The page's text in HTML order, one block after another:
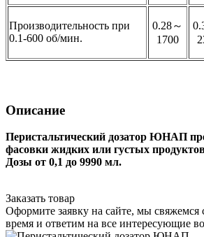
Производительность при
0.1-600 об/мин.
0.28～
1700
Описание
Перистальтический дозатор ЮНАП
фасовки жидких или густых
Дозы от 0,1 до 9990 мл.
Заказать товар
Оформите заявку на сайте, мы
время и ответим на все интересующие